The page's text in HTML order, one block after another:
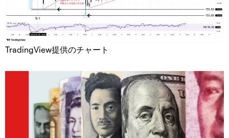
TradingView提供のチャート